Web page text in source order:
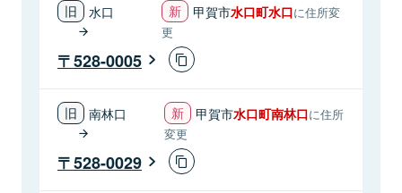
水口 甲賀市水口町水口に住所変
更
528-0005
南林口 甲賀市水口町南林口に住所
変更
528-0029